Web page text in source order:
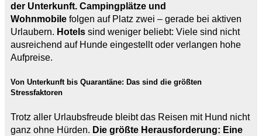
der Unterkunft. Campingplätze und
Wohnmobile folgen auf Platz zwei – gerade bei aktiven
Urlaubern. Hotels sind weniger beliebt: Viele sind nicht
ausreichend auf Hunde eingestellt oder verlangen hohe
Aufpreise.
Von Unterkunft bis Quarantäne: Das sind die größten
Stressfaktoren
Trotz aller Urlaubsfreude bleibt das Reisen mit Hund nicht
ganz ohne Hürden. Die größte Herausforderung: Eine